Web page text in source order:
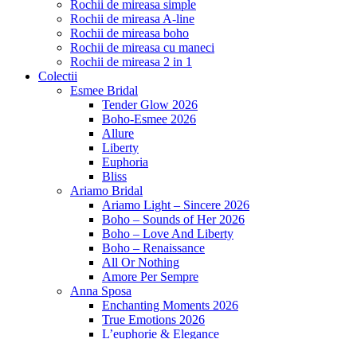
Rochii de mireasa simple
Rochii de mireasa A-line
Rochii de mireasa boho
Rochii de mireasa cu maneci
Rochii de mireasa 2 in 1
Colectii
Esmee Bridal
Tender Glow 2026
Boho-Esmee 2026
Allure
Liberty
Euphoria
Bliss
Ariamo Bridal
Ariamo Light – Sincere 2026
Boho – Sounds of Her 2026
Boho – Love And Liberty
Boho – Renaissance
All Or Nothing
Amore Per Sempre
Anna Sposa
Enchanting Moments 2026
True Emotions 2026
L’euphorie & Elegance